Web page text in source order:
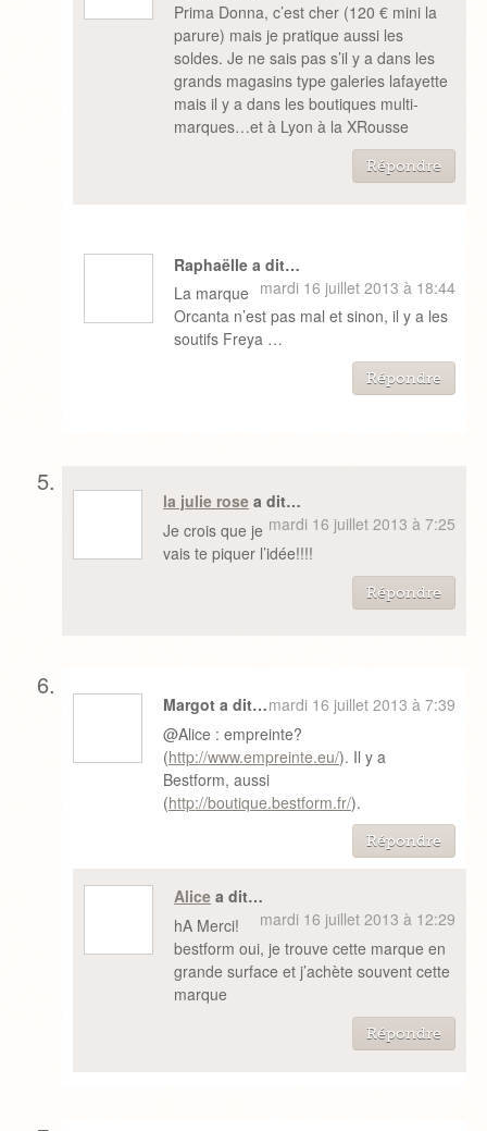
Prima Donna, c’est cher (120 € mini la
parure) mais je pratique aussi les
soldes. Je ne sais pas s’il y a dans les
grands magasins type galeries lafayette
mais il y a dans les boutiques multi-
marques…et à Lyon à la XRousse
Répondre
Raphaëlle a dit…
mardi 16 juillet 2013 à 18:44
La marque
Orcanta n’est pas mal et sinon, il y a les
soutifs Freya …
Répondre
la julie rosea dit…
mardi 16 juillet 2013 à 7:25
Je crois que je
vais te piquer l’idée!!!!
Répondre
Margot a dit…mardi 16 juillet 2013 à 7:39
@Alice : empreinte?
(http://www.empreinte.eu/). Il y a
Bestform, aussi
(http://boutique.bestform.fr/).
Répondre
Alicea dit…
mardi 16 juillet 2013 à 12:29
hA Merci!
bestform oui, je trouve cette marque en
grande surface et j’achète souvent cette
marque
Répondre